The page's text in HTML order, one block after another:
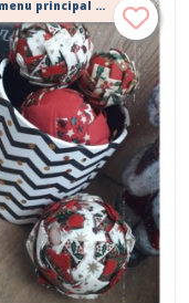
Cet article n'est plus proposé, retournez au menu principal ou contactez moi!